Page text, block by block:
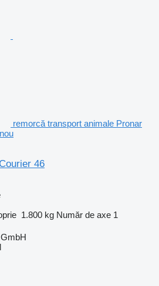
remorcă transport animale Pronar
46
1.800 kg Număr de axe 1